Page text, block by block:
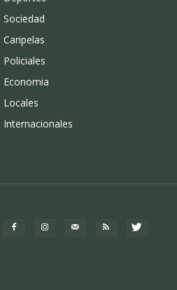
Sociedad
Caripelas
Policiales
Economia
Locales
Internacionales